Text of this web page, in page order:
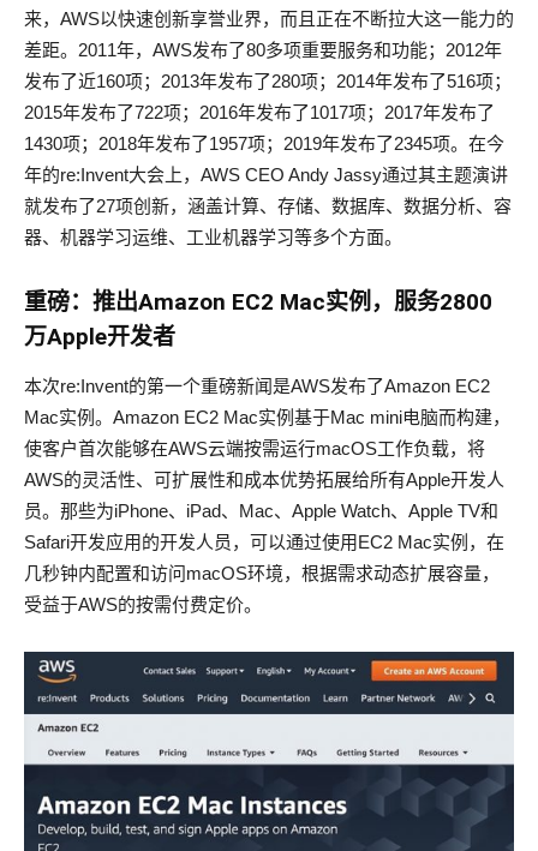
来，AWS以快速创新享誉业界，而且正在不断拉大这一能力的
差距。2011年，AWS发布了80多项重要服务和功能；2012年
发布了近160项；2013年发布了280项；2014年发布了516项；
2015年发布了722项；2016年发布了1017项；2017年发布了
1430项；2018年发布了1957项；2019年发布了2345项。在今
年的re:Invent大会上，AWS CEO Andy Jassy通过其主题演讲
就发布了27项创新，涵盖计算、存储、数据库、数据分析、容
器、机器学习运维、工业机器学习等多个方面。
重磅：推出Amazon EC2 Mac实例，服务2800
万Apple开发者
本次re:Invent的第一个重磅新闻是AWS发布了Amazon EC2
Mac实例。Amazon EC2 Mac实例基于Mac mini电脑而构建，
使客户首次能够在AWS云端按需运行macOS工作负载，将
AWS的灵活性、可扩展性和成本优势拓展给所有Apple开发人
员。那些为iPhone、iPad、Mac、Apple Watch、Apple TV和
Safari开发应用的开发人员，可以通过使用EC2 Mac实例，在
几秒钟内配置和访问macOS环境，根据需求动态扩展容量，
受益于AWS的按需付费定价。